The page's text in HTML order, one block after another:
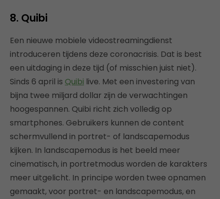
8. Quibi
Een nieuwe mobiele videostreamingdienst
introduceren tijdens deze coronacrisis. Dat is best
een uitdaging in deze tijd (of misschien juist niet).
Sinds 6 april is Quibi live. Met een investering van
bijna twee miljard dollar zijn de verwachtingen
hoogespannen. Quibi richt zich volledig op
smartphones. Gebruikers kunnen de content
schermvullend in portret- of landscapemodus
kijken. In landscapemodus is het beeld meer
cinematisch, in portretmodus worden de karakters
meer uitgelicht. In principe worden twee opnamen
gemaakt, voor portret- en landscapemodus, en